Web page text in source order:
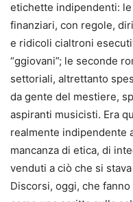
etichette indipendenti:
finanziari, con regole,
e ridicoli cialtroni
“ggiovani”; le seconde
settoriali, altrettanto
da gente del mestiere,
aspiranti musicisti. Era
realmente indipendente
mancanza di etica, di
venduti a ciò che si
Discorsi, oggi, che